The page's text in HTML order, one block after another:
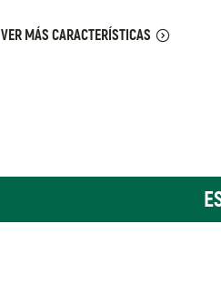
VER MÁS CARACTERÍSTICAS